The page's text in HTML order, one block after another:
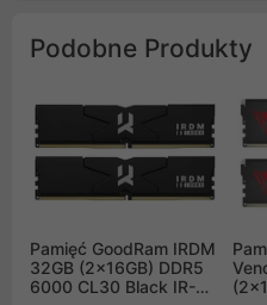
Podobne Produkty
Pamięć GoodRam IRDM
32GB (2x16GB) DDR5
6000 CL30 Black IR-